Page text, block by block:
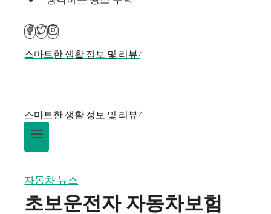
스마트한 생활 정보 및 리뷰!
스마트한 생활 정보 및 리뷰!
자동차 뉴스
초보운전자 자동차보험